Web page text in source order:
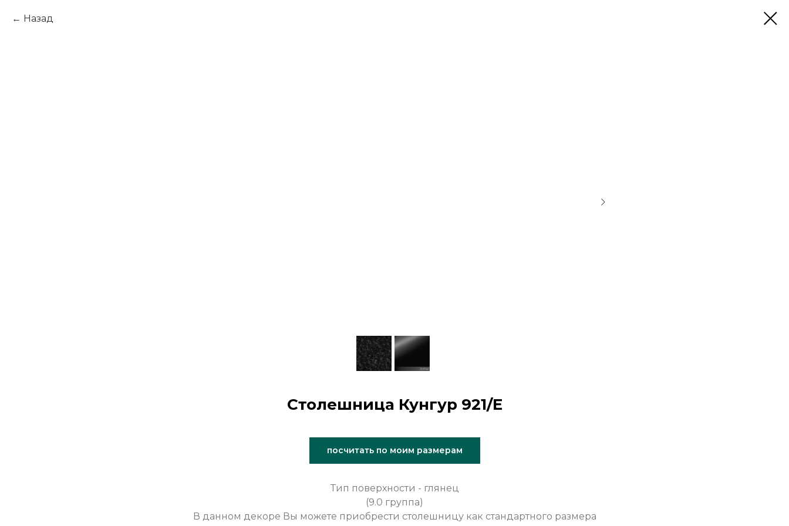
Назад
Столешница Кунгур 921/Е
посчитать по моим размерам
Тип поверхности - глянец
(9.0 группа)
В данном декоре Вы можете приобрести столешницу как стандартного размера